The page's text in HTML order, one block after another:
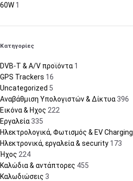
60W 1
Κατηγορίες
DVB-T & A/V προϊόντα 1
GPS Trackers 16
Uncategorized 5
Αναβάθμιση Υπολογιστών & Δίκτυα 396
Εικόνα & Ηχος 222
Εργαλεία 335
Ηλεκτρολογικά, Φωτισμός & EV Charging
Ηλεκτρονικά, εργαλεία & security 173
Ήχος 224
Καλώδια & αντάπτορες 455
Καλωδιώσεις 3